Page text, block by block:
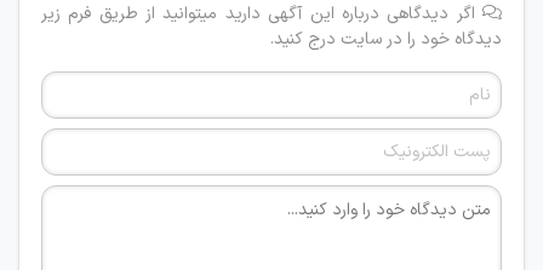
اگر دیدگاهی درباره این آگهی دارید میتوانید از طریق فرم زیر
دیدگاه خود را در سایت درج کنید.